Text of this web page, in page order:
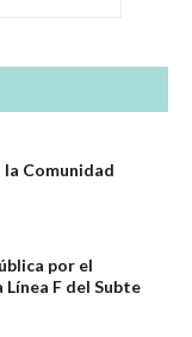
Comunidad
por el
F del Subte